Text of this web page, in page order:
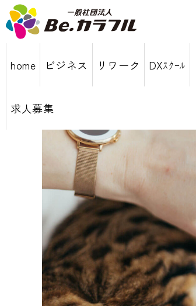
home ビジネス リワーク DXｽｸｰﾙ
求人募集